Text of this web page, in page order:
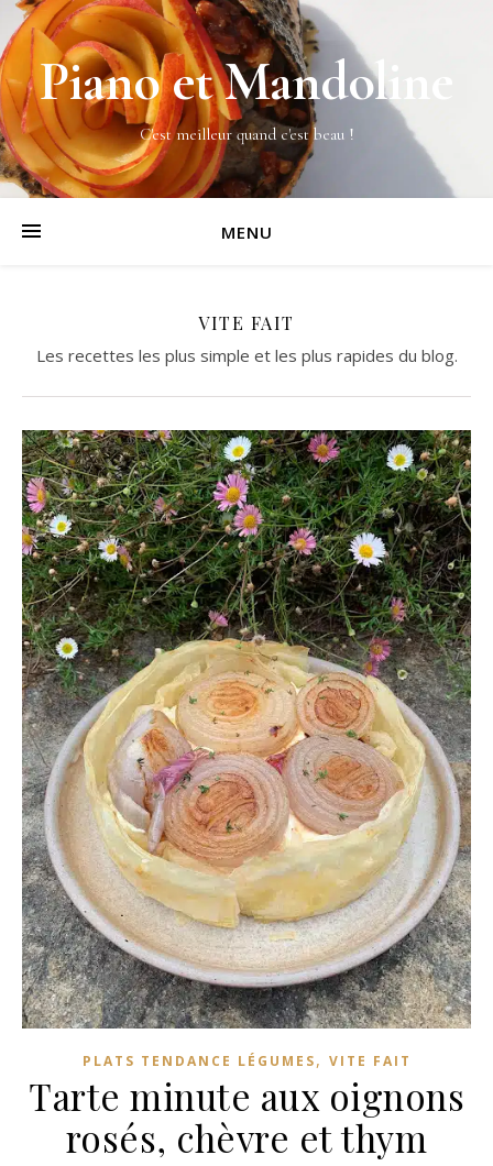
Piano et Mandoline
C'est meilleur quand c'est beau !
MENU
VITE FAIT
Les recettes les plus simple et les plus rapides du blog.
PLATS TENDANCE LÉGUMES, VITE FAIT
Tarte minute aux oignons
rosés, chèvre et thym